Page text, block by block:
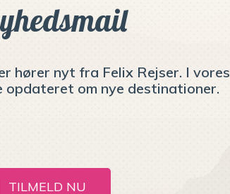
hører nyt fra Felix Rejser. I vores
opdateret om nye destinationer.
TILMELD NU